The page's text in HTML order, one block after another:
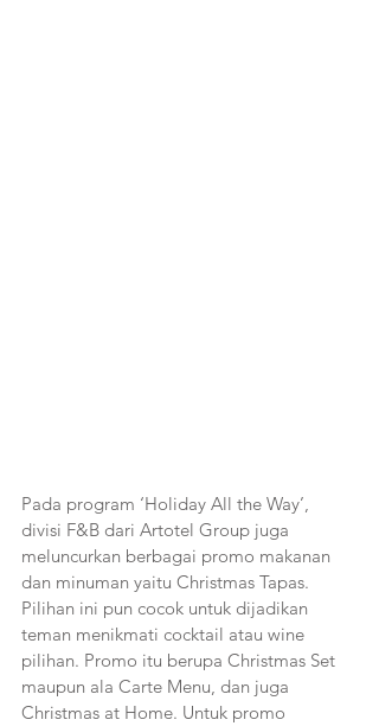
Pada program ‘Holiday All the Way’,
divisi F&B dari Artotel Group juga
meluncurkan berbagai promo makanan
dan minuman yaitu Christmas Tapas.
Pilihan ini pun cocok untuk dijadikan
teman menikmati cocktail atau wine
pilihan. Promo itu berupa Christmas Set
maupun ala Carte Menu, dan juga
Christmas at Home. Untuk promo